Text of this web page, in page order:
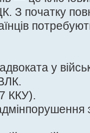
З початку
у
ККУ).